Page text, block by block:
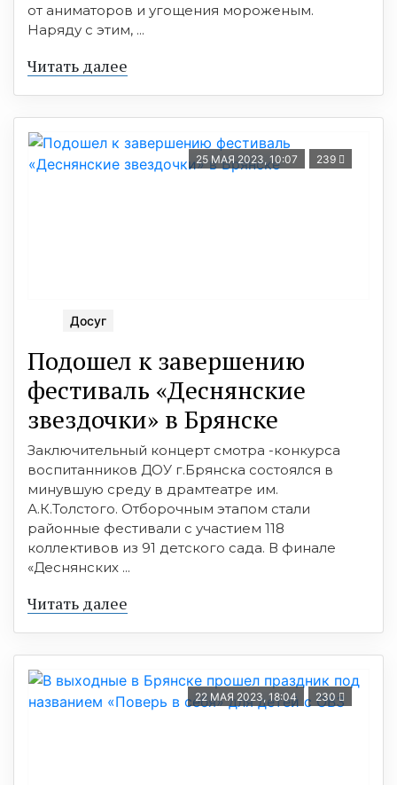
от аниматоров и угощения мороженым.
Наряду с этим, ...
Читать далее
25 МАЯ 2023, 10:07 239
Досуг
Подошел к завершению
фестиваль «Деснянские
звездочки» в Брянске
Заключительный концерт смотра -конкурса
воспитанников ДОУ г.Брянска состоялся в
минувшую среду в драмтеатре им.
А.К.Толстого. Отборочным этапом стали
районные фестивали с участием 118
коллективов из 91 детского сада. В финале
«Деснянских ...
Читать далее
22 МАЯ 2023, 18:04 230